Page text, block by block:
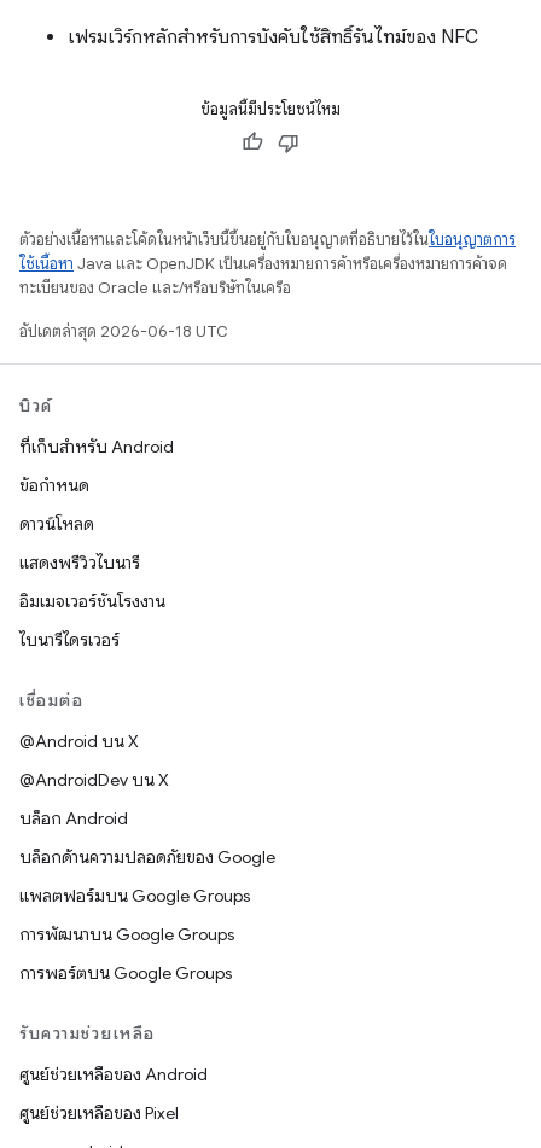
เฟรมเวิร์กหลักสำหรับการบังคับใช้สิทธิ์รันไทม์ของ NFC
ข้อมูลนี้มีประโยชน์ไหม
ตัวอย่างเนื้อหาและโค้ดในหน้าเว็บนี้ขึ้นอยู่กับใบอนุญาตที่อธิบายไว้ในใบอนุญาตการ
ใช้เนื้อหา Java และ OpenJDK เป็นเครื่องหมายการค้าหรือเครื่องหมายการค้าจด
ทะเบียนของ Oracle และ/หรือบริษัทในเครือ
อัปเดตล่าสุด 2026-06-18 UTC
บิวด์
ที่เก็บสำหรับ Android
ข้อกำหนด
ดาวน์โหลด
แสดงพรีวิวไบนารี
อิมเมจเวอร์ชันโรงงาน
ไบนารีไดรเวอร์
เชื่อมต่อ
@Android บน X
@AndroidDev บน X
บล็อก Android
บล็อกด้านความปลอดภัยของ Google
แพลตฟอร์มบน Google Groups
การพัฒนาบน Google Groups
การพอร์ตบน Google Groups
รับความช่วยเหลือ
ศูนย์ช่วยเหลือของ Android
ศูนย์ช่วยเหลือของ Pixel